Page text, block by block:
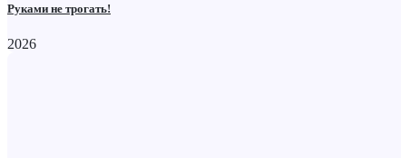
Руками не трогать!
2026